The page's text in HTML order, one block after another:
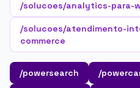
/solucoes/analytics-para-
/solucoes/atendimento-
commerce
/powersearch /